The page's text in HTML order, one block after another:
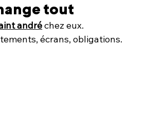
tout
andré chez eux.
écrans, obligations.